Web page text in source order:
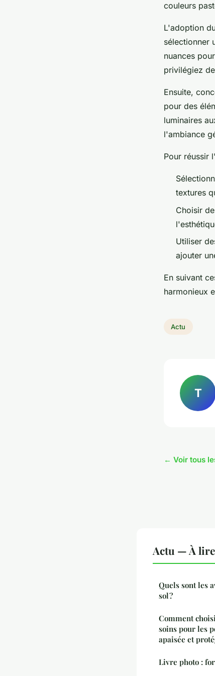
couleurs
L'adoption
sélectionner
nuances
privilégiez
Ensuite,
pour des
luminaires
l'ambiance
Pour réussir
textures
Choisir
Utiliser
ajouter
En suivant
harmonieux
Actu
T
← Voir tous
Actu — À
Quels sont les
sol ?
Comment
soins pour les
apaisée et
Livre photo :